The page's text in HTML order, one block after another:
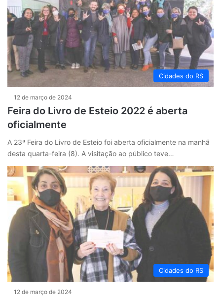
Cidades do RS
12 de março de 2024
Feira do Livro de Esteio 2022 é aberta
oficialmente
A 23ª Feira do Livro de Esteio foi aberta oficialmente na manhã
desta quarta-feira (8). A visitação ao público teve…
Cidades do RS
12 de março de 2024